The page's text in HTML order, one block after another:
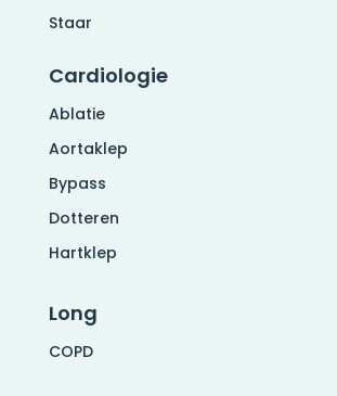
Staar
Cardiologie
Ablatie
Aortaklep
Bypass
Dotteren
Hartklep
Long
COPD